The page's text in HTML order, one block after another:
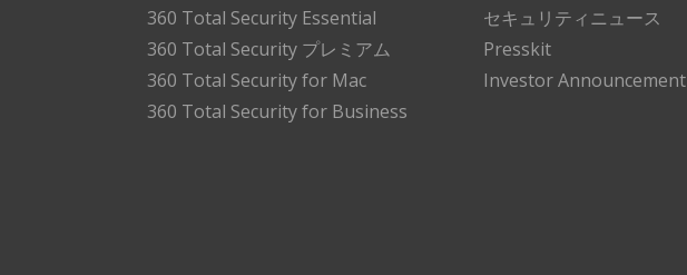
360 Total Security Essential
360 Total Security プレミアム
360 Total Security for Mac
360 Total Security for Business
セキュリティニュース
Presskit
Investor Announcement